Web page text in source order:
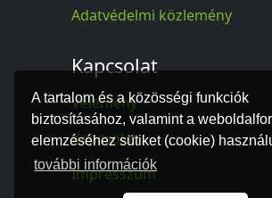
A tartalom és a közösségi funkciók
biztosításához, valamint a
elemzéséhez sütiket (cookie)
további információk
Adatvédelmi közlemény
Kapcsolat
Vélemény
Kapcsolat
Impresszum